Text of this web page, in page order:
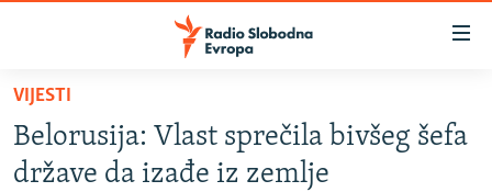
Pređite
glavni
sadržaj
VIJESTI
BOSNA I HERCEGOVINA
VIJESTI
Belorusija: Vlast sprečila bivšeg šefa
države da izađe iz zemlje